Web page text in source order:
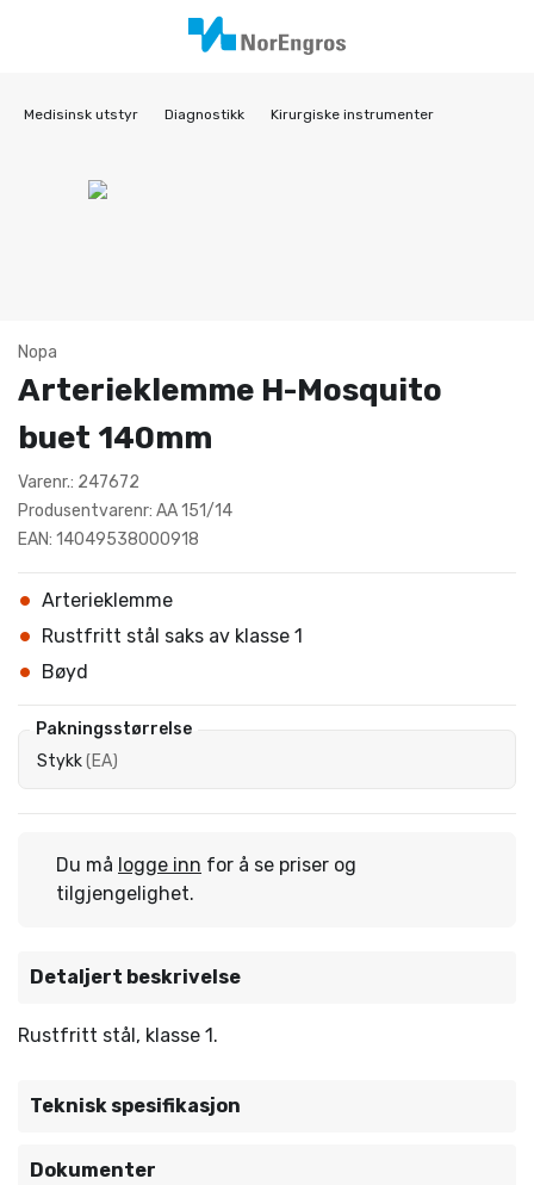
Medisinsk utstyr Diagnostikk Kirurgiske instrumenter
Nopa
Arterieklemme H-Mosquito
buet 140mm
Varenr.: 247672
Produsentvarenr: AA 151/14
EAN: 14049538000918
Arterieklemme
Rustfritt stål saks av klasse 1
Bøyd
Pakningsstørrelse
Stykk(EA)
Du må logge inn for å se priser og
tilgjengelighet.
Detaljert beskrivelse
Rustfritt stål, klasse 1.
Teknisk spesifikasjon
Dokumenter